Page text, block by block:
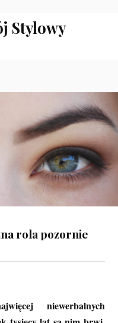
Stylowy
rola pozornie
niewerbalnych